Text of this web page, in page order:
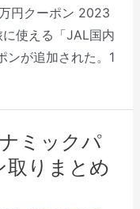
円クーポン 2023
使える「JAL国内
ンが追加された。1
ミックパ
取りまとめ